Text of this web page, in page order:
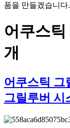
품을 만들겠습니다.
어쿠스
개
어쿠스틱 그
그릴루버 시